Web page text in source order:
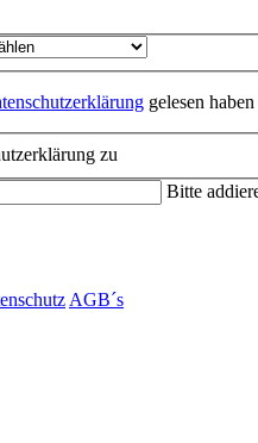
gelesen
zu
Bitte
AGB´s